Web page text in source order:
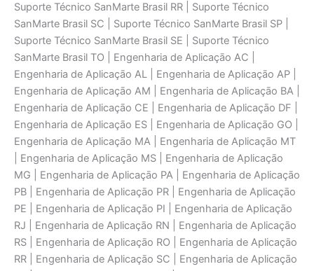
Suporte Técnico SanMarte Brasil RR | Suporte Técnico
SanMarte Brasil SC | Suporte Técnico SanMarte Brasil SP |
Suporte Técnico SanMarte Brasil SE | Suporte Técnico
SanMarte Brasil TO | Engenharia de Aplicaçāo AC |
Engenharia de Aplicaçāo AL | Engenharia de Aplicaçāo AP |
Engenharia de Aplicaçāo AM | Engenharia de Aplicaçāo BA |
Engenharia de Aplicaçāo CE | Engenharia de Aplicaçāo DF |
Engenharia de Aplicaçāo ES | Engenharia de Aplicaçāo GO |
Engenharia de Aplicaçāo MA | Engenharia de Aplicaçāo MT
| Engenharia de Aplicaçāo MS | Engenharia de Aplicaçāo
MG | Engenharia de Aplicaçāo PA | Engenharia de Aplicaçāo
PB | Engenharia de Aplicaçāo PR | Engenharia de Aplicaçāo
PE | Engenharia de Aplicaçāo PI | Engenharia de Aplicaçāo
RJ | Engenharia de Aplicaçāo RN | Engenharia de Aplicaçāo
RS | Engenharia de Aplicaçāo RO | Engenharia de Aplicaçāo
RR | Engenharia de Aplicaçāo SC | Engenharia de Aplicaçāo